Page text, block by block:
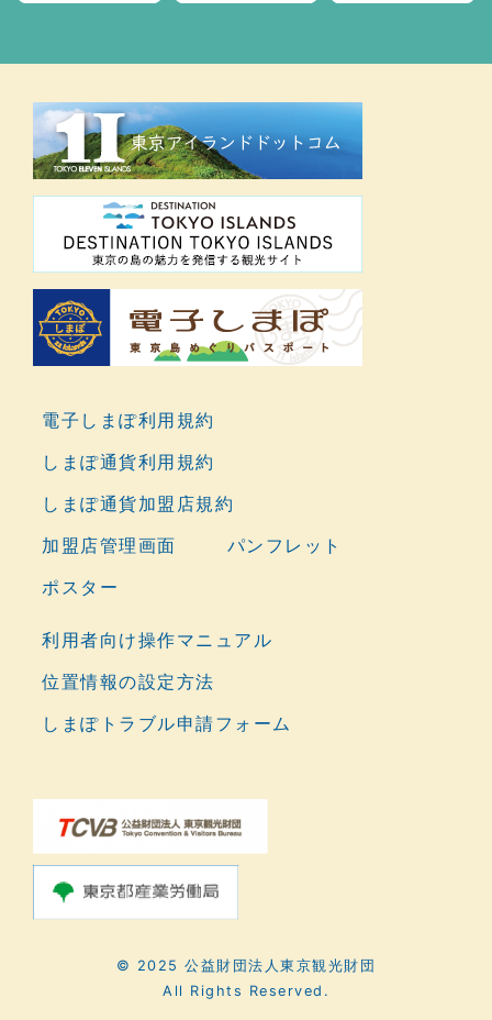
電子しまぽ利用規約
しまぽ通貨利用規約
しまぽ通貨加盟店規約
加盟店管理画面
パンフレット
ポスター
利用者向け操作マニュアル
位置情報の設定方法
しまぽトラブル申請フォーム
© 2025 公益財団法人東京観光財団
All Rights Reserved.